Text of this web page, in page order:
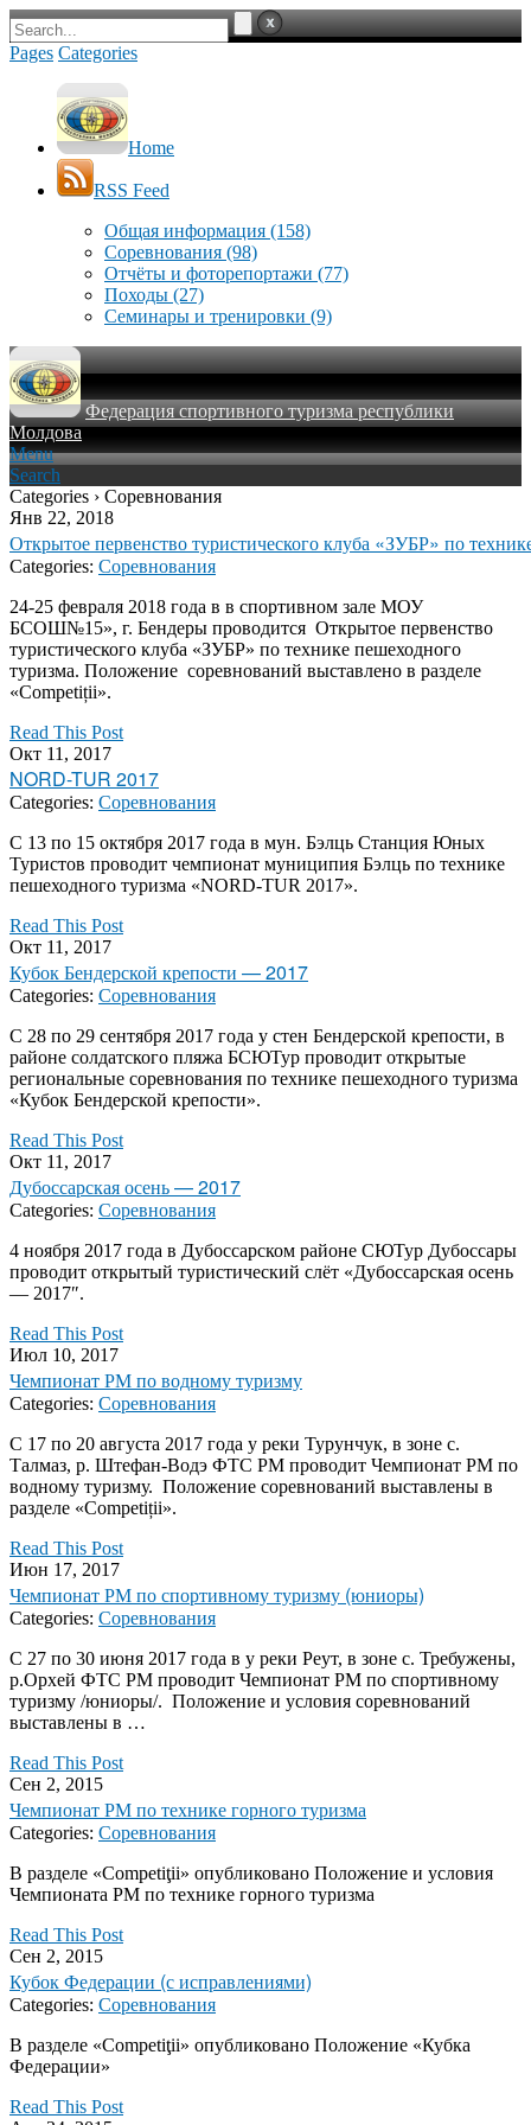
Pages Categories
Home
RSS Feed
Общая информация (158)
Соревнования (98)
Отчёты и фоторепортажи (77)
Походы (27)
Семинары и тренировки (9)
Федерация спортивного туризма республики
Молдова
Menu
Search
Categories › Соревнования
Янв 22, 2018
Открытое первенство туристического клуба «ЗУБР» по
Categories: Соревнования
24-25 февраля 2018 года в в спортивном зале МОУ
БСОШ№15», г. Бендеры проводится Открытое первенство
туристического клуба «ЗУБР» по технике пешеходного
туризма. Положение соревнований выставлено в разделе
«Competiții».
Read This Post
Окт 11, 2017
NORD-TUR 2017
Categories: Соревнования
С 13 по 15 октября 2017 года в мун. Бэлць Станция Юных
Туристов проводит чемпионат муниципия Бэлць по технике
пешеходного туризма «NORD-TUR 2017».
Read This Post
Окт 11, 2017
Кубок Бендерской крепости — 2017
Categories: Соревнования
С 28 по 29 сентября 2017 года у стен Бендерской крепости, в
районе солдатского пляжа БСЮТур проводит открытые
региональные соревнования по технике пешеходного туризма
«Кубок Бендерской крепости».
Read This Post
Окт 11, 2017
Дубоссарская осень — 2017
Categories: Соревнования
4 ноября 2017 года в Дубоссарском районе СЮТур Дубоссары
проводит открытый туристический слёт «Дубоссарская осень
— 2017″.
Read This Post
Июл 10, 2017
Чемпионат РМ по водному туризму
Categories: Соревнования
С 17 по 20 августа 2017 года у реки Турунчук, в зоне с.
Талмаз, р. Штефан-Водэ ФТС РМ проводит Чемпионат РМ по
водному туризму. Положение соревнований выставлены в
разделе «Competiții».
Read This Post
Июн 17, 2017
Чемпионат РМ по спортивному туризму (юниоры)
Categories: Соревнования
С 27 по 30 июня 2017 года в у реки Реут, в зоне с. Требужены,
р.Орхей ФТС РМ проводит Чемпионат РМ по спортивному
туризму /юниоры/. Положение и условия соревнований
выставлены в …
Read This Post
Сен 2, 2015
Чемпионат РМ по технике горного туризма
Categories: Соревнования
В разделе «Competiţii» опубликовано Положение и условия
Чемпионата РМ по технике горного туризма
Read This Post
Сен 2, 2015
Кубок Федерации (с исправлениями)
Categories: Соревнования
В разделе «Competiţii» опубликовано Положение «Кубка
Федерации»
Read This Post